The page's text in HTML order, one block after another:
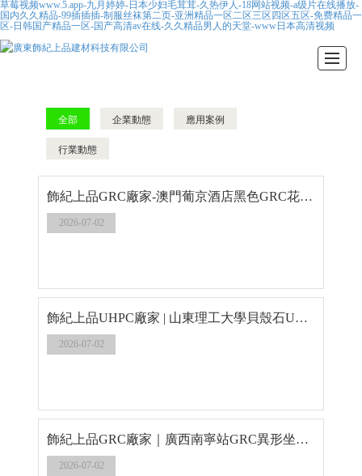
草莓视频www.5.app-九月婷婷-日本少妇毛茸茸-久热伊人-18网站视频-a级片在线播放-
国内久久精品-99插插插-制服丝袜第二页-亚洲精品一区二区三区四区五区-免费精品一
区-日韩国产精品一区-国产高清av在线-久久精品男人的天堂-www日本高清视频
全部 企業動態 應用案例
行業動態
飾紀上品GRC廠家-澳門葡京酒店黑色GRC花缽造型
2026-07-02
飾紀上品UHPC廠家 | 山東理工大學貝殼石UHPC休閑卡座
2026-07-02
飾紀上品GRC廠家｜廣西南寧站GRC異形坐凳定制落地紀實
2026-07-02